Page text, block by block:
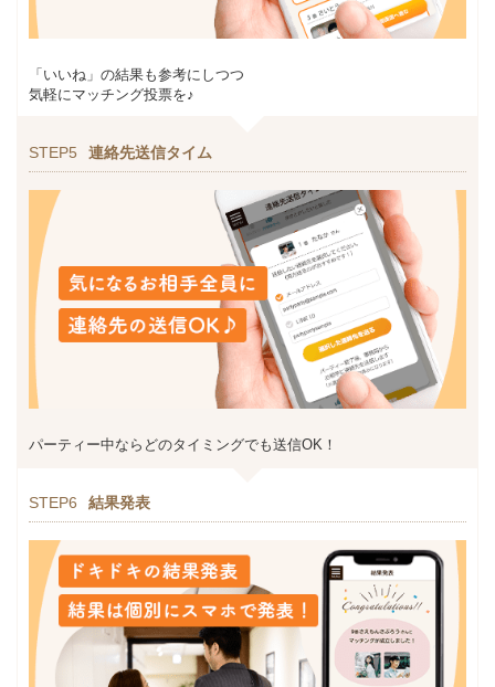
「いいね」の結果も参考にしつつ
気軽にマッチング投票を♪
STEP5 連絡先送信タイム
パーティー中ならどのタイミングでも送信OK！
STEP6 結果発表